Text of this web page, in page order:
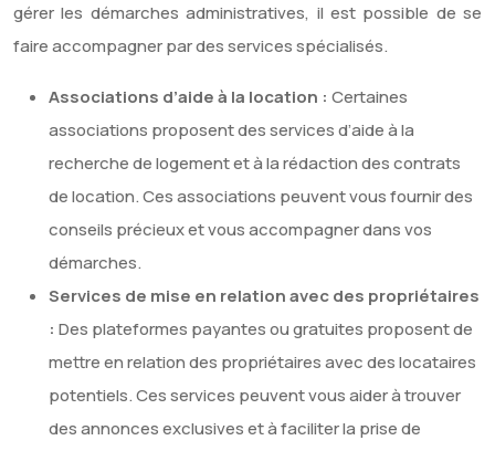
gérer les démarches administratives, il est possible de se
faire accompagner par des services spécialisés.
Associations d’aide à la location : Certaines
associations proposent des services d’aide à la
recherche de logement et à la rédaction des contrats
de location. Ces associations peuvent vous fournir des
conseils précieux et vous accompagner dans vos
démarches.
Services de mise en relation avec des propriétaires
: Des plateformes payantes ou gratuites proposent de
mettre en relation des propriétaires avec des locataires
potentiels. Ces services peuvent vous aider à trouver
des annonces exclusives et à faciliter la prise de